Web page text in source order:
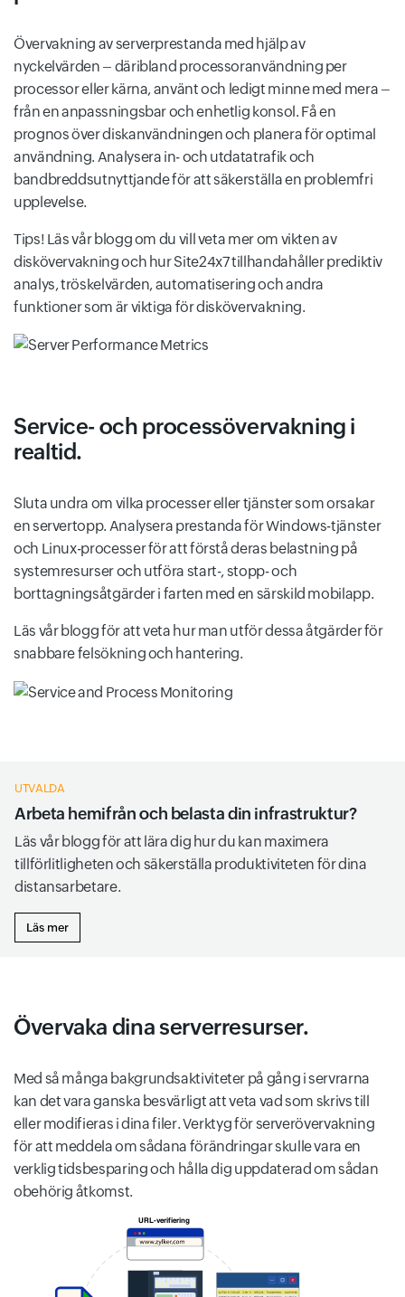
Övervakning av serverprestanda med hjälp av
nyckelvärden – däribland processoranvändning per
processor eller kärna, använt och ledigt minne med mera –
från en anpassningsbar och enhetlig konsol. Få en
prognos över diskanvändningen och planera för optimal
användning. Analysera in- och utdatatrafik och
bandbreddsutnyttjande för att säkerställa en problemfri
upplevelse.
Tips! Läs vår blogg om du vill veta mer om vikten av
diskövervakning och hur Site24x7 tillhandahåller prediktiv
analys, tröskelvärden, automatisering och andra
funktioner som är viktiga för diskövervakning.
Service- och processövervakning i
realtid.
Sluta undra om vilka processer eller tjänster som orsakar
en servertopp. Analysera prestanda för Windows-tjänster
och Linux-processer för att förstå deras belastning på
systemresurser och utföra start-, stopp- och
borttagningsåtgärder i farten med en särskild mobilapp.
Läs vår blogg för att veta hur man utför dessa åtgärder för
snabbare felsökning och hantering.
UTVALDA
Arbeta hemifrån och belasta din infrastruktur?
Läs vår blogg för att lära dig hur du kan maximera
tillförlitligheten och säkerställa produktiviteten för dina
distansarbetare.
Läs mer
Övervaka dina serverresurser.
Med så många bakgrundsaktiviteter på gång i servrarna
kan det vara ganska besvärligt att veta vad som skrivs till
eller modifieras i dina filer. Verktyg för serverövervakning
för att meddela om sådana förändringar skulle vara en
verklig tidsbesparing och hålla dig uppdaterad om sådan
obehörig åtkomst.